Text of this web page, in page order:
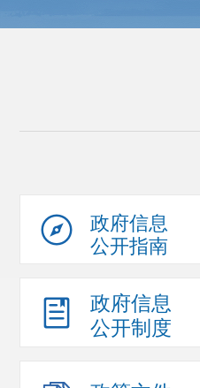
政府信息
公开指南
政府信息
公开制度